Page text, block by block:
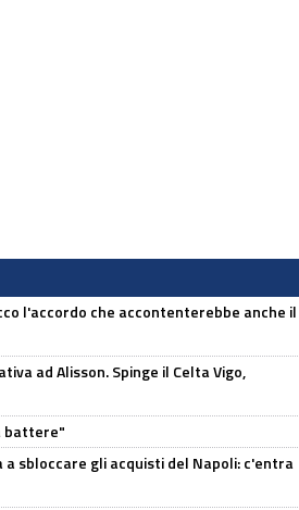
l'accordo che accontenterebbe anche il
ad Alisson. Spinge il Celta Vigo,
battere"
a sbloccare gli acquisti del Napoli: c'entra